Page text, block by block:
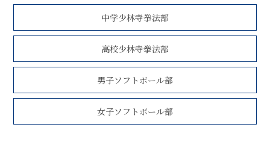
中学少林寺拳法部
高校少林寺拳法部
男子ソフトボール部
女子ソフトボール部